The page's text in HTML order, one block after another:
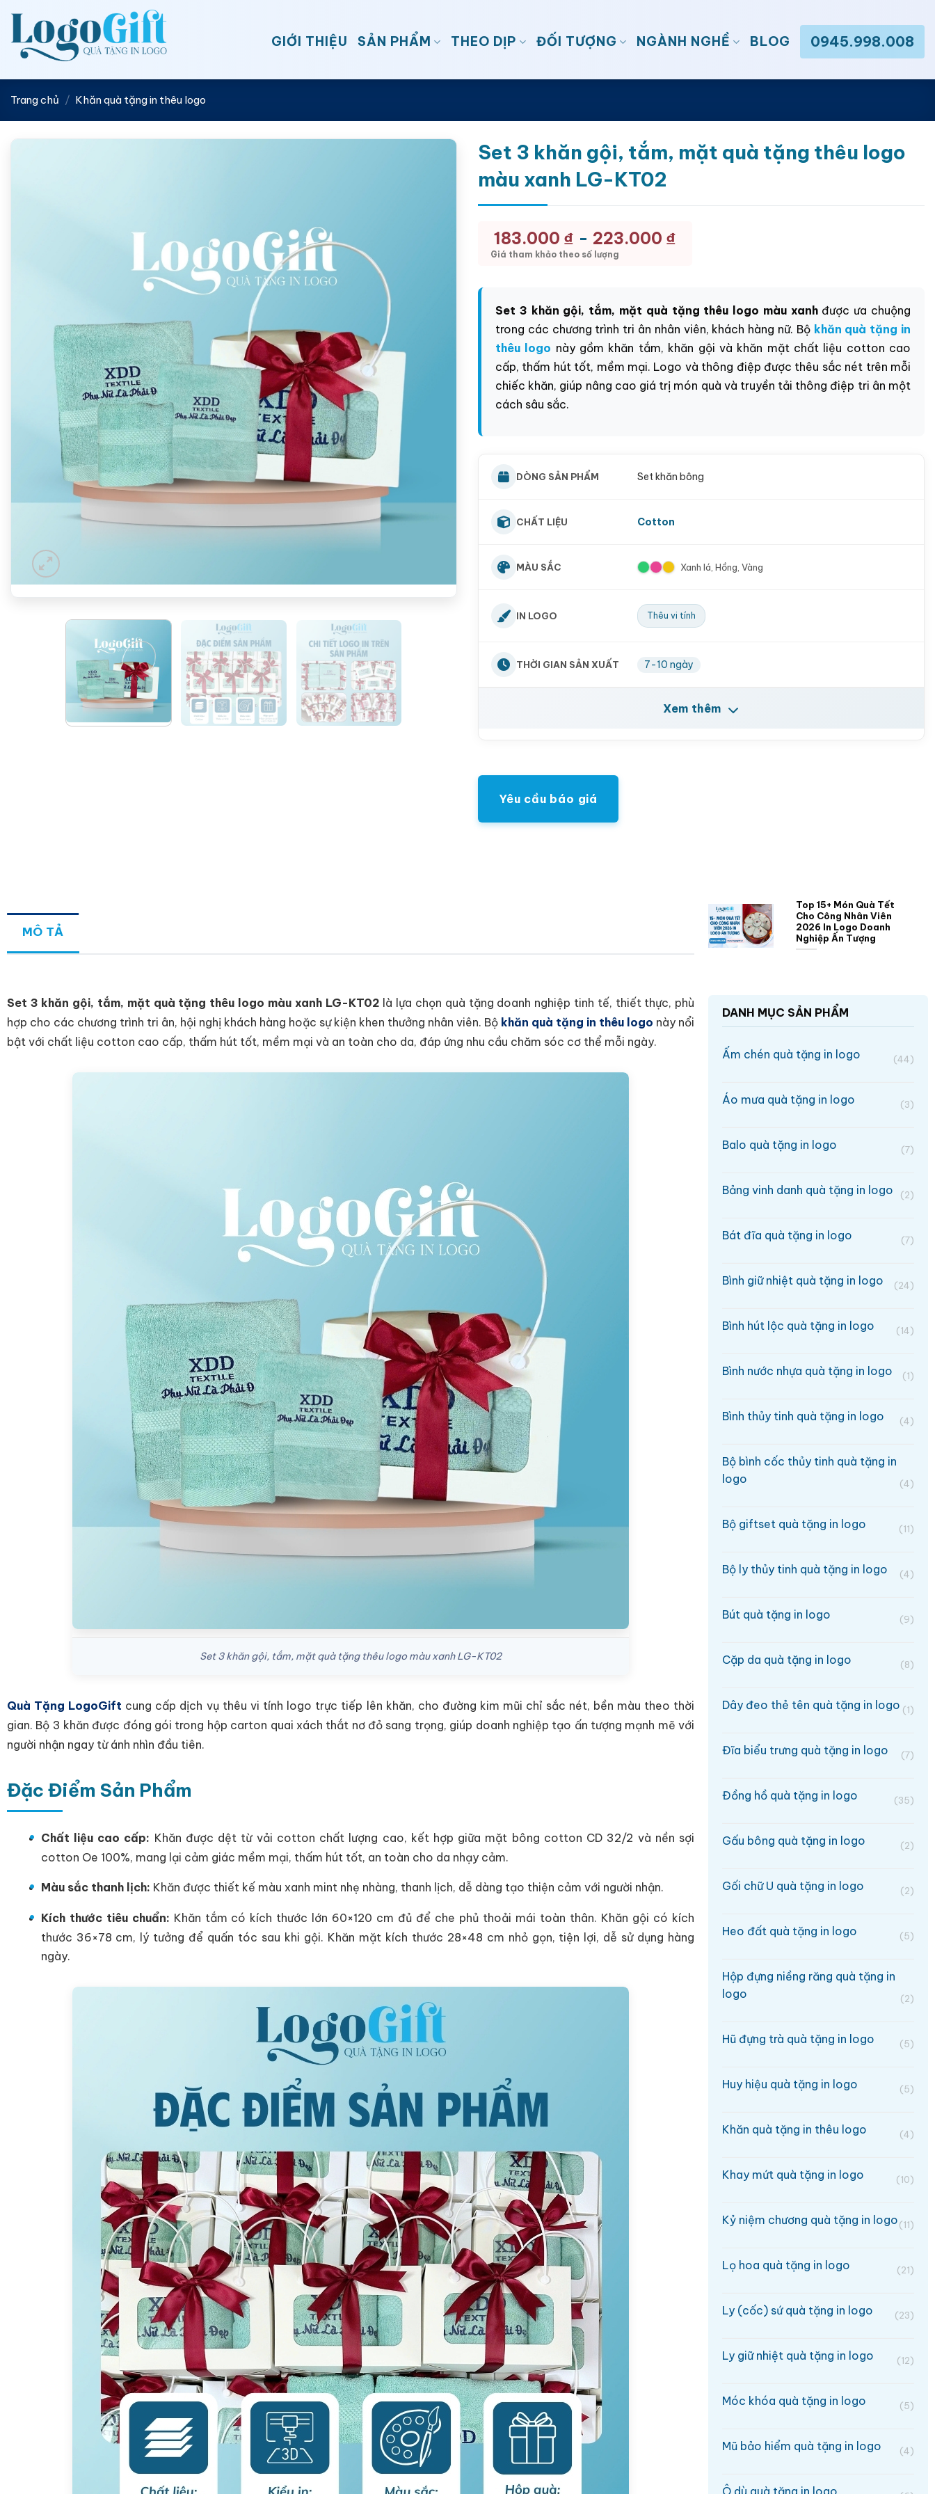
nội
dung
GIỚI THIỆU SẢN PHẨM THEO DỊP ĐỐI TƯỢNG NGÀNH NGHỀ BLOG 0945.998.008
Trang chủ / Khăn quà tặng in thêu logo
Set 3 khăn gội, tắm, mặt quà tặng thêu logo
màu xanh LG-KT02
183.000 ₫ - 223.000 ₫
Giá tham khảo theo số lượng
Set 3 khăn gội, tắm, mặt quà tặng thêu logo màu xanhđược ưa chuộng
trong các chương trình tri ân nhân viên, khách hàng nữ. Bộkhăn quà tặng in
thêu logo này gồm khăn tắm, khăn gội và khăn mặt chất liệu cotton cao
cấp, thấm hút tốt, mềm mại. Logo và thông điệp được thêu sắc nét trên mỗi
chiếc khăn, giúp nâng cao giá trị món quà và truyền tải thông điệp tri ân một
cách sâu sắc.
DÒNG SẢN PHẨM Set khăn bông
CHẤT LIỆU Cotton
MÀU SẮC Xanh lá, Hồng, Vàng
IN LOGO Thêu vi tính
THỜI GIAN SẢN XUẤT 7-10 ngày
Xem thêm
Yêu cầu báo giá
MÔ TẢ
Set 3 khăn gội, tắm, mặt quà tặng thêu logo màu xanh LG-KT02 là lựa chọn quà tặng doanh nghiệp tinh tế, thiết thực, phù
hợp cho các chương trình tri ân, hội nghị khách hàng hoặc sự kiện khen thưởng nhân viên. Bộ khăn quà tặng in thêu logo này nổi
bật với chất liệu cotton cao cấp, thấm hút tốt, mềm mại và an toàn cho da, đáp ứng nhu cầu chăm sóc cơ thể mỗi ngày.
Set 3 khăn gội, tắm, mặt quà tặng thêu logo màu xanh LG-KT02
Quà Tặng LogoGift cung cấp dịch vụ thêu vi tính logo trực tiếp lên khăn, cho đường kim mũi chỉ sắc nét, bền màu theo thời
gian. Bộ 3 khăn được đóng gói trong hộp carton quai xách thắt nơ đỏ sang trọng, giúp doanh nghiệp tạo ấn tượng mạnh mẽ với
người nhận ngay từ ánh nhìn đầu tiên.
Đặc Điểm Sản Phẩm
Chất liệu cao cấp: Khăn được dệt từ vải cotton chất lượng cao, kết hợp giữa mặt bông cotton CD 32/2 và nền sợi
cotton Oe 100%, mang lại cảm giác mềm mại, thấm hút tốt, an toàn cho da nhạy cảm.
Màu sắc thanh lịch: Khăn được thiết kế màu xanh mint nhẹ nhàng, thanh lịch, dễ dàng tạo thiện cảm với người nhận.
Kích thước tiêu chuẩn: Khăn tắm có kích thước lớn 60×120 cm đủ để che phủ thoải mái toàn thân. Khăn gội có kích
thước 36×78 cm, lý tưởng để quấn tóc sau khi gội. Khăn mặt kích thước 28×48 cm nhỏ gọn, tiện lợi, dễ sử dụng hàng
ngày.
Top 15+ Món Quà Tết
Cho Công Nhân Viên
2026 In Logo Doanh
Nghiệp Ấn Tượng
DANH MỤC SẢN PHẨM
Ấm chén quà tặng in logo (44)
Áo mưa quà tặng in logo (3)
Balo quà tặng in logo (7)
Bảng vinh danh quà tặng in logo (2)
Bát đĩa quà tặng in logo (7)
Bình giữ nhiệt quà tặng in logo (24)
Bình hút lộc quà tặng in logo (14)
Bình nước nhựa quà tặng in logo (1)
Bình thủy tinh quà tặng in logo (4)
Bộ bình cốc thủy tinh quà tặng in
logo
(4)
Bộ giftset quà tặng in logo (11)
Bộ ly thủy tinh quà tặng in logo (4)
Bút quà tặng in logo (9)
Cặp da quà tặng in logo (8)
Dây đeo thẻ tên quà tặng in logo (1)
Đĩa biểu trưng quà tặng in logo (7)
Đồng hồ quà tặng in logo (35)
Gấu bông quà tặng in logo (2)
Gối chữ U quà tặng in logo (2)
Heo đất quà tặng in logo (5)
Hộp đựng niềng răng quà tặng in
logo
(2)
Hũ đựng trà quà tặng in logo (5)
Huy hiệu quà tặng in logo (5)
Khăn quà tặng in thêu logo (4)
Khay mứt quà tặng in logo (10)
Kỷ niệm chương quà tặng in logo(11)
Lọ hoa quà tặng in logo (21)
Ly (cốc) sứ quà tặng in logo (23)
Ly giữ nhiệt quà tặng in logo (12)
Móc khóa quà tặng in logo (5)
Mũ bảo hiểm quà tặng in logo (4)